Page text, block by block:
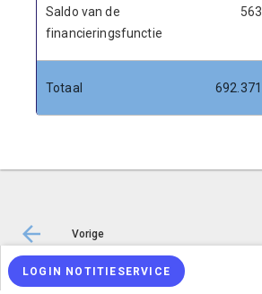
Saldo van de
financieringsfunctie
563
Totaal 692.371
Vorige
Privacy statement
LOGIN NOTITIESERVICE